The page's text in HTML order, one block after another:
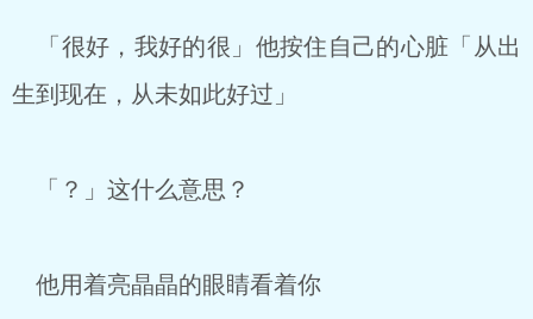
「很好，我好的很」他按住自己的心脏「从出
生到现在，从未如此好过」
「？」这什么意思？
他用着亮晶晶的眼睛看着你